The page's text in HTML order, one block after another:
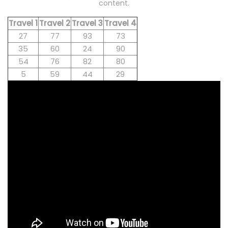
content.
Travel 1Travel 2Travel 3Travel 4
27
77 93
73
35
60 24
90
54
76 82
80
5
59 44 29